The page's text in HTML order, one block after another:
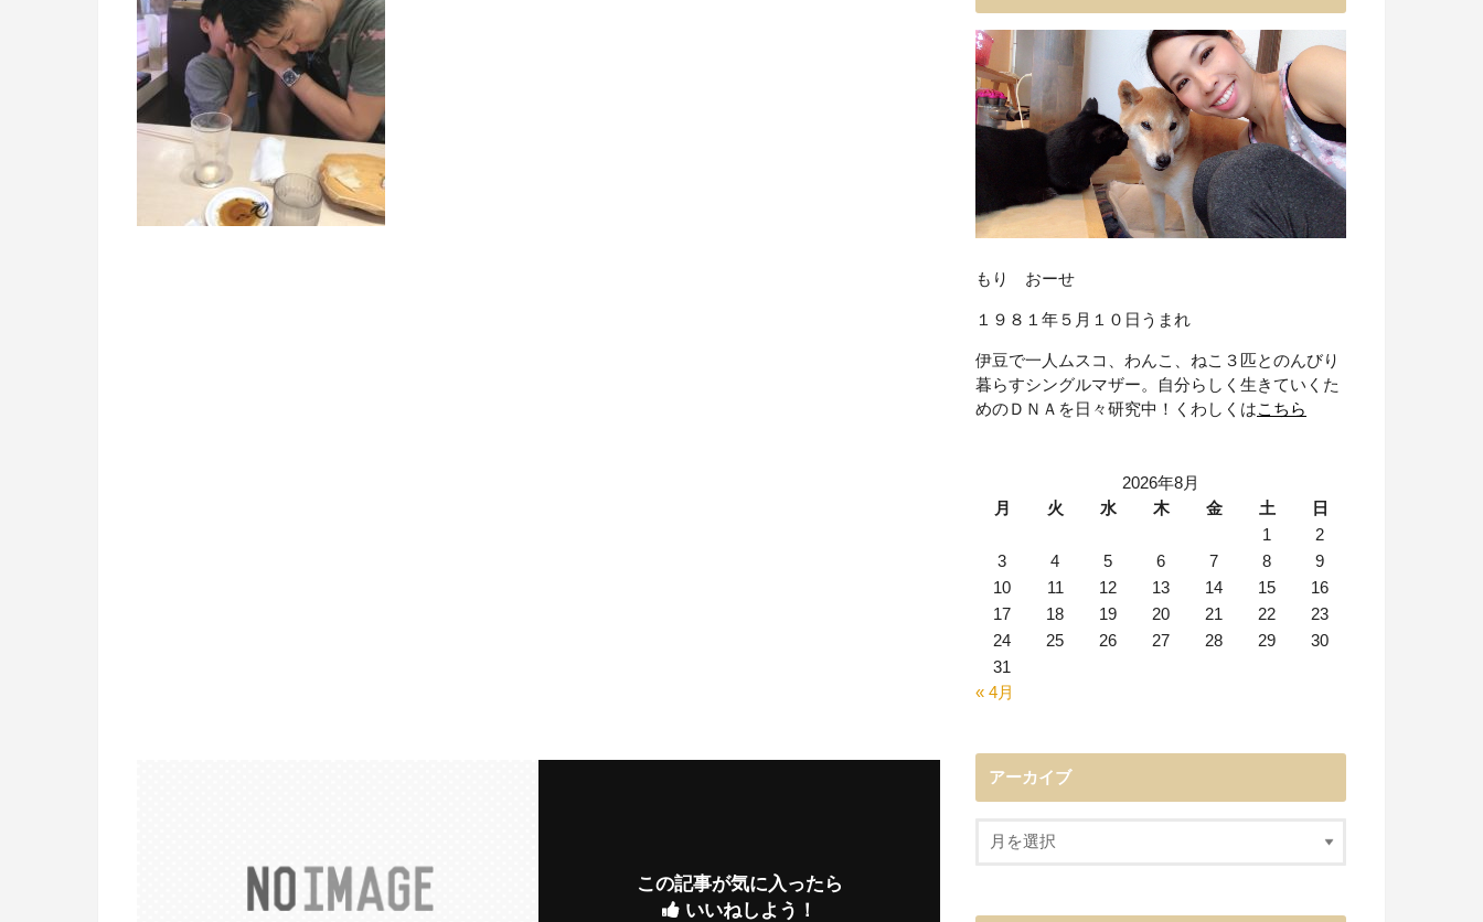
この記事が気に入ったら
いいねしよう！
もり おーせ
１９８１年５月１０日うまれ
伊豆で一人ムスコ、わんこ、ねこ３匹とのんびり
暮らすシングルマザー。自分らしく生きていくた
めのＤＮＡを日々研究中！くわしくはこちら
2026年8月
月
火 水 木 金 土
日
1
2
3
4 5 6 7 8
9
10
11 12 13 14 15
16
17
18 19 20 21 22
23
24
25 26 27 28 29
30
31
« 4月
アーカイブ